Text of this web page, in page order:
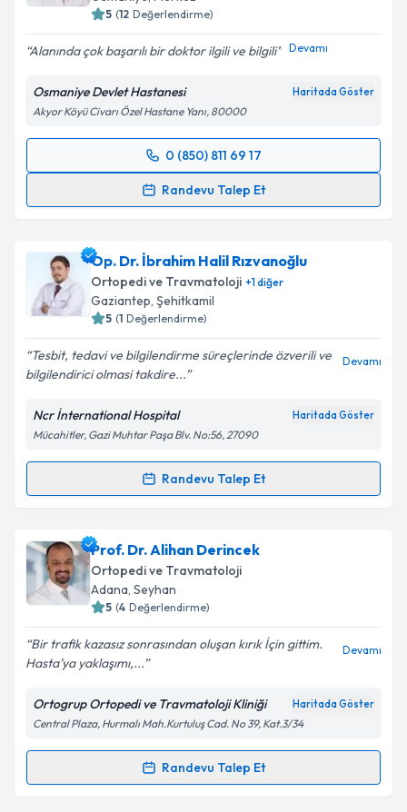
Metni'ni okudum ve kişisel verilerimin belirtilen
kapsamda işlenmesini kabul ediyorum.
Takvim Talebini Gönder
5 (12 Değerlendirme)
Alanında çok başarılı bir doktor ilgili ve bilgili Devamı
Osmaniye Devlet Hastanesi Haritada Göster
Akyor Köyü Civarı Özel Hastane Yanı, 80000
0 (850) 811 69 17
Randevu Talep Et
Randevu Takvimi Talebi
takvim hazırlandığında e-posta ile bilgilendireceğiz.
E-posta Adresiniz
kapsamda işlenmesini kabul ediyorum.
Takvim Talebini Gönder
Op. Dr. İbrahim Halil Rızvanoğlu
Ortopedi ve Travmatoloji +1diğer
Gaziantep, Şehitkamil
5 (1 Değerlendirme)
Tesbit, tedavi ve bilgilendirme süreçlerinde özverili ve
bilgilendirici olmasi takdire...
Devamı
Ncr İnternational Hospital Haritada Göster
Mücahitler, Gazi Muhtar Paşa Blv. No:56, 27090
Randevu Talep Et
Randevu Takvimi Talebi
Op. Dr. İbrahim Halil Rızvanoğlu
takvimi talebi oluşturun. Size bu uzmandan randevu
almanız için bir takvim hazırlandığında e-posta ile
bilgilendireceğiz.
E-posta Adresiniz
Kişisel verilerimin işlenmesine ilişkinAydınlatma
Metni'ni okudum ve kişisel verilerimin belirtilen
kapsamda işlenmesini kabul ediyorum.
Prof. Dr. Alihan Derincek
Ortopedi ve Travmatoloji
Adana, Seyhan
5 (4 Değerlendirme)
Bir trafik kazasız sonrasından oluşan kırık İçin gittim.
Hasta’ya yaklaşımı,...
Devamı
Ortogrup Ortopedi ve Travmatoloji Kliniği Haritada Göster
Central Plaza, Hurmalı Mah.Kurtuluş Cad. No 39, Kat.3/34
Randevu Talep Et
Randevu Takvimi Talebi